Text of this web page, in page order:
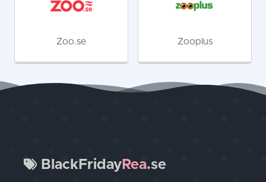
Zoo.se Zooplus
BlackFriday Rea.se